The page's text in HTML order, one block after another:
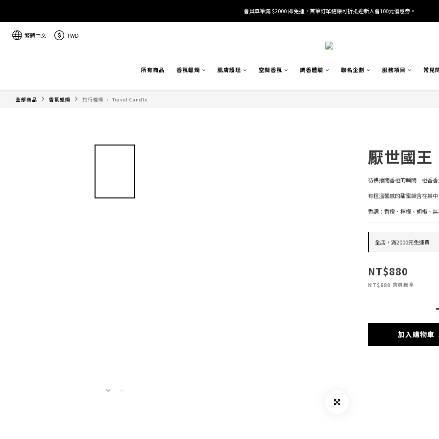
加入/驗證會員並綁定電話號碼，即可獲得百元購物金2張。
會員單筆滿 $2000 即免運，首筆訂單結帳可折抵迎新入會100元優惠劵。
繁體中文 TWD
所有商品 香氛蠟燭 肌膚護理 空間香氛 調香體驗 聯名企劃 服務項目 常見
全部商品 香氛蠟燭 旅行蠟燭 · Travel Candle
厭世國
彷彿撥開香橙的瞬間　橙香
有種溫馨感的甜蜜韻含在其
香調：香橙、檸檬、胡椒、
全店，滿2000元免運費
NT$880
NT$680 會員獨享
加入購物車